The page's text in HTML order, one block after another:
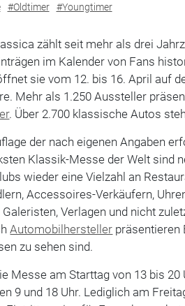
#Oldtimer #Youngtimer
zählt seit mehr als drei
im Kalender von Fans
sie vom 12. bis 16. April auf
Mehr als 1.250 Aussteller
. Über 2.700 klassische Autos
der nach eigenen Angaben
Klassik-Messe der Welt sind
wieder eine Vielzahl an
Accessoires-Verkäufern,
Verlagen und nicht
Automobilhersteller präsentieren
zu sehen sind.
Messe am Starttag von 13 bis 20
9 und 18 Uhr. Lediglich am